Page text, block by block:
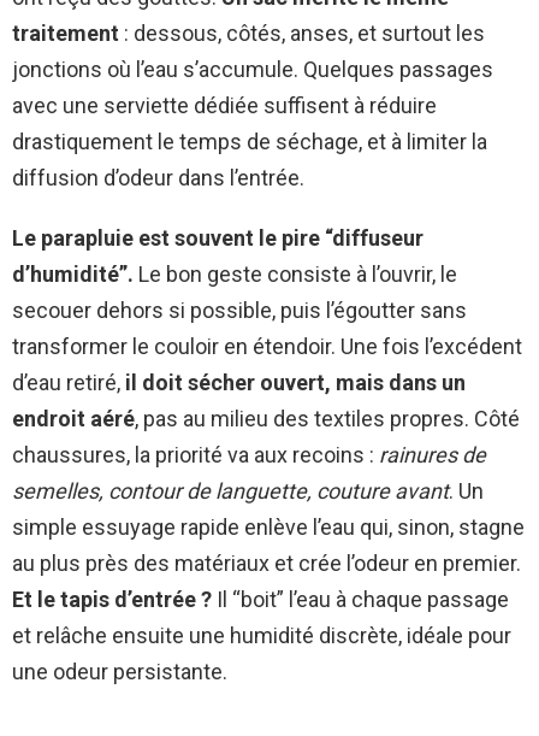
traitement : dessous, côtés, anses, et surtout les
jonctions où l’eau s’accumule. Quelques passages
avec une serviette dédiée suffisent à réduire
drastiquement le temps de séchage, et à limiter la
diffusion d’odeur dans l’entrée.
Le parapluie est souvent le pire “diffuseur
d’humidité”. Le bon geste consiste à l’ouvrir, le
secouer dehors si possible, puis l’égoutter sans
transformer le couloir en étendoir. Une fois l’excédent
d’eau retiré, il doit sécher ouvert, mais dans un
endroit aéré, pas au milieu des textiles propres. Côté
chaussures, la priorité va aux recoins : rainures de
semelles, contour de languette, couture avant. Un
simple essuyage rapide enlève l’eau qui, sinon, stagne
au plus près des matériaux et crée l’odeur en premier.
Et le tapis d’entrée ? Il “boit” l’eau à chaque passage
et relâche ensuite une humidité discrète, idéale pour
une odeur persistante.